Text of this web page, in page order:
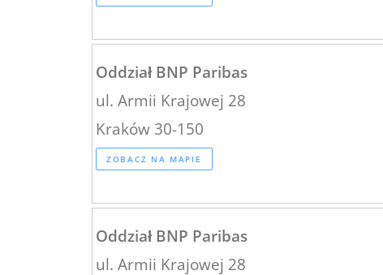
Oddział BNP Paribas
ul. Armii Krajowej 28
Kraków 30-150
ZOBACZ NA MAPIE
Oddział BNP Paribas
ul. Armii Krajowej 28